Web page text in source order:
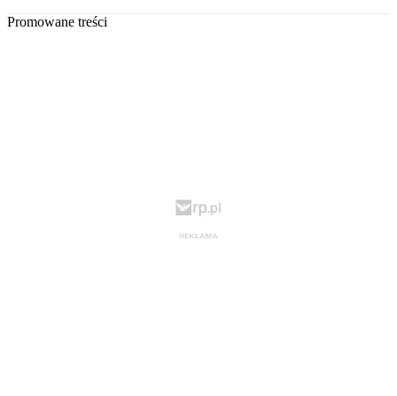
Promowane treści